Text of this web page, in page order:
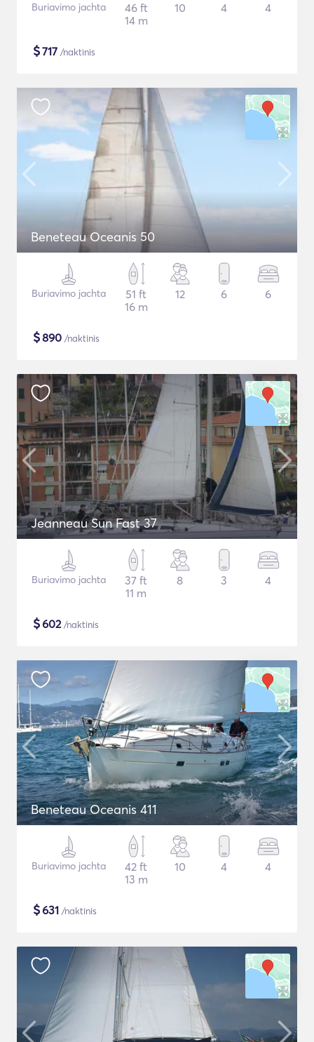
Buriavimo jachta
46 ft
14 m
10 4 4
$717 /naktinis
Beneteau Oceanis 50
Buriavimo jachta
51 ft
16 m
12 6 6
$890 /naktinis
Jeanneau Sun Fast 37
Buriavimo jachta
37 ft
11 m
8 3 4
$602/naktinis
Beneteau Oceanis 411
Buriavimo jachta
42 ft
13 m
10 4 4
$631 /naktinis